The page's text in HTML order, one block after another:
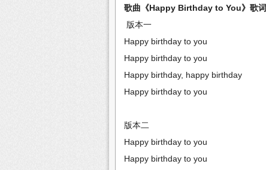
歌曲《Happy Birthday to You》歌词
版本一
Happy birthday to you
Happy birthday to you
Happy birthday, happy birthday
Happy birthday to you
版本二
Happy birthday to you
Happy birthday to you